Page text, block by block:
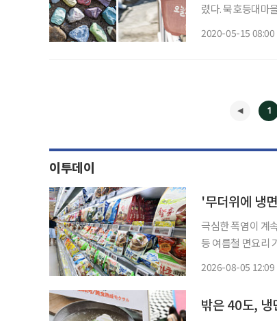
렸다. 묵호등대마
2020-05-15 08:00
1
이투데이
'무더위에 냉
극심한 폭염이 계
등 여름철 면요리
2026-08-05 12:09
밖은 40도,